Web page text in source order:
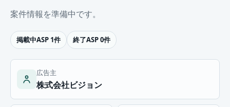
案件情報を準備中です。
掲載中ASP 1件 終了ASP 0件
広告主
株式会社ビジョン